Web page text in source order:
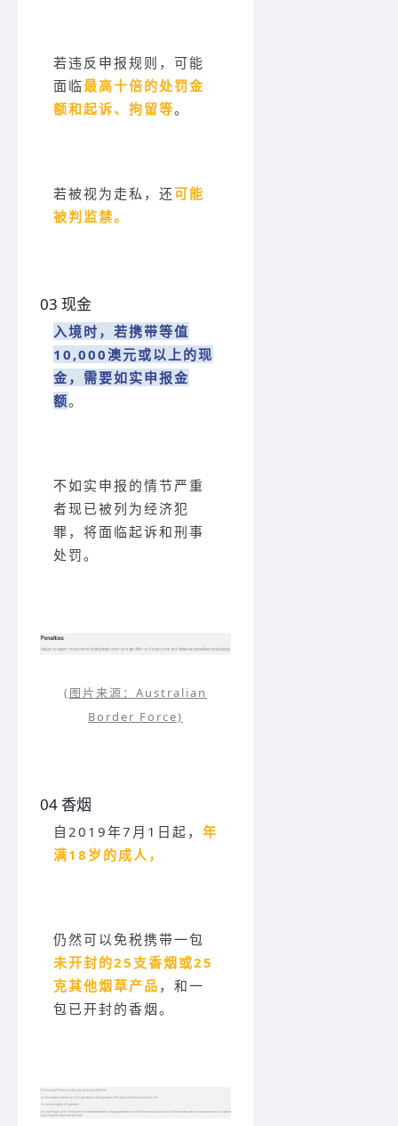
若违反申报规则，可能
面临最高十倍的处罚金
额和起诉、拘留等。
若被视为走私，还可能
被判监禁。
03 现金
入境时，若携带等值
10,000澳元或以上的现
金，需要如实申报金
额。
不如实申报的情节严重
者现已被列为经济犯
罪，将面临起诉和刑事
处罚。
(图片来源：Australian
Border Force)
04 香烟
自2019年7月1日起， 年
满18岁的成人，
仍然可以免税携带一包
未开封的25支香烟或25
克其他烟草产品 ，和一
包已开封的香烟。